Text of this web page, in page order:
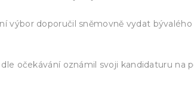
výbor doporučil sněmovně vydat
očekávání oznámil svoji kandidaturu na